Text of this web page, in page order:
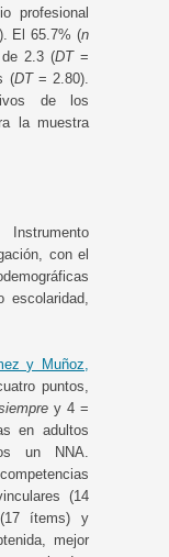
profesional
El 65.7% (n
2.3 (DT=
(DT= 2.80).
de los
la muestra
. Instrumento
con el
y Muñoz,
puntos,
y 4 =
en adultos
un NNA.
(14
ítems) y
mejor